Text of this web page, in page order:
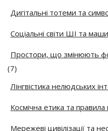
Дигітальні тотеми та
Соціальні світи ШІ та
Простори, що змінюють
(7)
Лінгвістика нелюдських
Космічна етика та правила
Мережеві цивілізації та